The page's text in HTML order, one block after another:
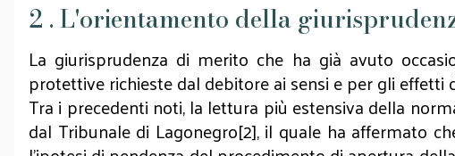
2 . L'orientamento della
La giurisprudenza di merito che ha già avuto
protettive richieste dal debitore ai sensi e per gli
Tra i precedenti noti, la lettura più estensiva della
dal Tribunale di Lagonegro[2], il quale ha affermato